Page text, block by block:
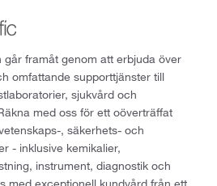
går framåt genom att erbjuda över
omfattande supporttjänster till
sjukvård och
med oss för ett oöverträffat
, säkerhets- och
- inklusive kemikalier,
instrument, diagnostik och